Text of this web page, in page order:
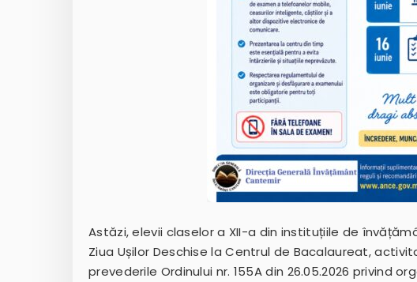
Astăzi, elevii claselor a XII-a din instituțiile de
Ziua Ușilor Deschise la Centrul de Bacalaureat,
prevederile Ordinului nr. 155A din 26.05.2026 privind